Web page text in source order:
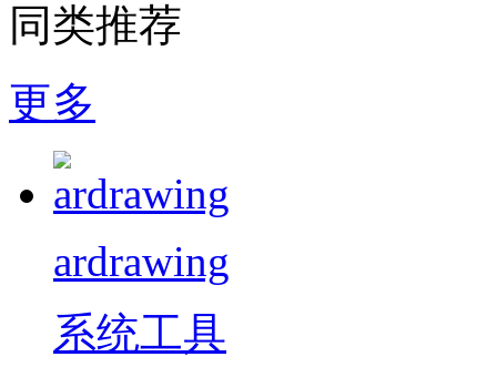
同类推荐
更多
ardrawing
系统工具